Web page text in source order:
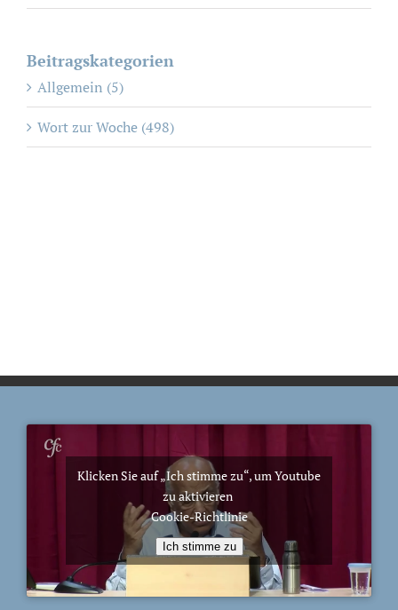
Beitragskategorien
Allgemein (5)
Wort zur Woche (498)
Klicken Sie auf „Ich stimme zu“, um Youtube
zu aktivieren
Cookie-Richtlinie
Ich stimme zu